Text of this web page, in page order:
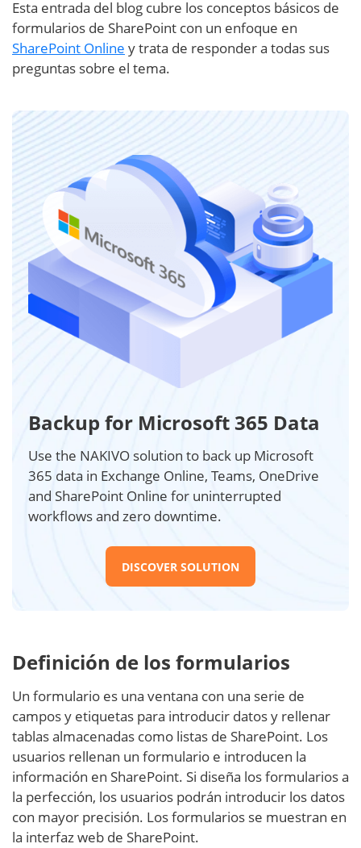
Esta entrada del blog cubre los conceptos básicos de
formularios de SharePoint con un enfoque en
SharePoint Online y trata de responder a todas sus
preguntas sobre el tema.
Backup for Microsoft 365 Data
Use the NAKIVO solution to back up Microsoft
365 data in Exchange Online, Teams, OneDrive
and SharePoint Online for uninterrupted
workflows and zero downtime.
DISCOVER SOLUTION
Definición de los formularios
Un formulario es una ventana con una serie de
campos y etiquetas para introducir datos y rellenar
tablas almacenadas como listas de SharePoint. Los
usuarios rellenan un formulario e introducen la
información en SharePoint. Si diseña los formularios a
la perfección, los usuarios podrán introducir los datos
con mayor precisión. Los formularios se muestran en
la interfaz web de SharePoint.